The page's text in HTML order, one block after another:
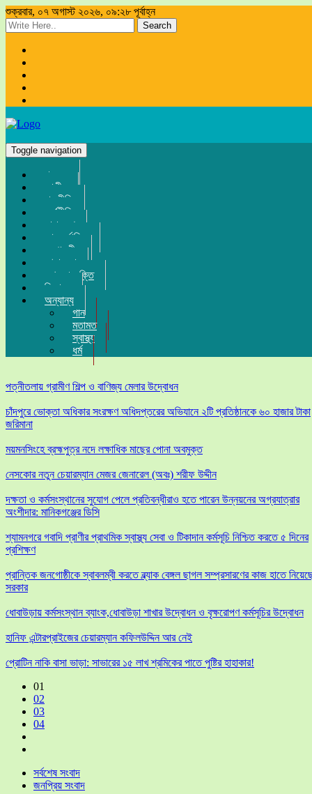
শুক্রবার, ০৭ অগাস্ট ২০২৬, ০৯:২৮ পূর্বাহ্ন
Search
Toggle navigation
প্রচ্ছদ
জাতীয়
রাজনীতি
অর্থনীতি
সারা দেশ
আন্তর্জাতিক
সম্পাদকীয়
খেলা-ধুলা
তথ্য-প্রযুক্তি
বিনোদন
অন্যান্য
গান
মতামত
স্বাস্থ্য
ধর্ম
পত্নীতলায় গ্রামীণ শিল্প ও বাণিজ্য মেলার উদ্বোধন
চাঁদপুরে ভোক্তা অধিকার সংরক্ষণ অধিদপ্তরের অভিযানে ২টি প্রতিষ্ঠানকে ৬০ হাজার টাকা
জরিমানা
ময়মনসিংহে ব্রহ্মপুত্র নদে লক্ষাধিক মাছের পোনা অবমুক্ত
​নেসকোর নতুন চেয়ারম্যান মেজর জেনারেল (অবঃ) শরীফ উদ্দীন
দক্ষতা ও কর্মসংস্থানের সুযোগ পেলে প্রতিবন্ধীরাও হতে পারেন উন্নয়নের অগ্রযাত্রার
অংশীদার: মানিকগঞ্জের ডিসি
শ্যামনগরে গবাদি প্রাণীর প্রাথমিক স্বাস্থ্য সেবা ও টিকাদান কর্মসূচি নিশ্চিত করতে ৫ দিনের
প্রশিক্ষণ
প্রান্তিক জনগোষ্ঠীকে স্বাবলম্বী করতে ব্ল্যাক বেঙ্গল ছাগল সম্প্রসারণের কাজ হাতে
সরকার
ধোবাউড়ায় কর্মসংস্থান ব্যাংক,ধোবাউড়া শাখার উদ্বোধন ও বৃক্ষরোপণ কর্মসূচির উদ্বোধন
হানিফ এন্টারপ্রাইজের চেয়ারম্যান কফিলউদ্দিন আর নেই
প্রোটিন নাকি বাসা ভাড়া: সাভারের ১৫ লাখ শ্রমিকের পাতে পুষ্টির হাহাকার!
01
02
03
04
সর্বশেষ সংবাদ
জনপ্রিয় সংবাদ